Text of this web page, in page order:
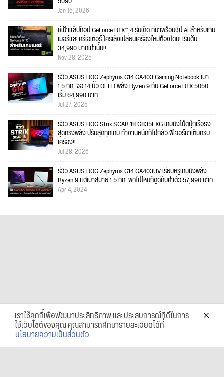
Jan 15, 2026
ชี้เป้าแล็ปท็อป GeForce RTX™ 4 รุ่นเด็ด ที่มาพร้อมชิป AI สำหรับเกม
เมอร์และครีเอเตอร์ ใครเล็งเปลี่ยนเครื่องใหม่ต้องโดน! เริ่มต้น
34,990 บาทเท่านั้น!!
Nov 28, 2025
รีวิว ASUS ROG Zephyrus G14 GA403 Gaming Notebook เบา
1.5 กก. จอ 14 นิ้ว OLED พลัง Ryzen 9 กับ GeForce RTX 5050
เริ่ม 64,990 บาท
Jul 27, 2025
รีวิว ASUS ROG Strix SCAR 18 G835LXG เกมมิ่งโน้ตบุ๊กเรือธง
สุดทรงพลัง ปรับสุดทุกเกม ทำงานหนักก็ไม่กลัว ฟีเจอร์มาเต็มครบ
เครื่อง!!
Jul 28, 2026
รีวิว ASUS ROG Zephyrus G14 GA403UV เรียบหรูเกมมิ่งพลัง
Ryzen 9 แต่เบาสบาย 1.5 กก. พกไปไหนก็ดูดีกับค่าตัว 57,990 บาท
Apr 4, 2024
เราใช้คุกกี้เพื่อพัฒนาประสิทธิภาพ และประสบการณ์ที่ดีในการ
ใช้เว็บไซต์ของคุณ คุณสามารถศึกษารายละเอียดได้ที่
นโยบายความเป็นส่วนตัว